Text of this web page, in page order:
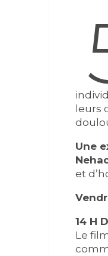
leurs
Une
et
14 H
Le